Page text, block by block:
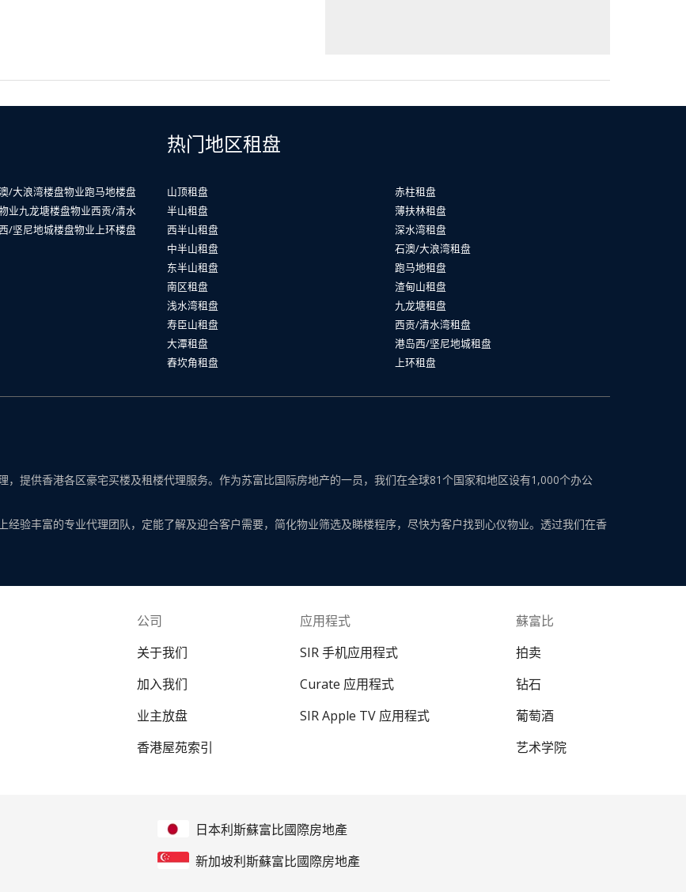
/大浪湾楼盘物业跑马地楼盘
业九龙塘楼盘物业西贡/清水
/坚尼地城楼盘物业 上环楼盘
热门地区租盘
山顶租盘
半山租盘
西半山租盘
中半山租盘
东半山租盘
南区租盘
浅水湾租盘
寿臣山租盘
大潭租盘
舂坎角租盘
赤柱租盘
薄扶林租盘
深水湾租盘
石澳/大浪湾租盘
跑马地租盘
渣甸山租盘
九龙塘租盘
西贡/清水湾租盘
港岛西/坚尼地城租盘
上环租盘
提供香港各区豪宅买楼及租楼代理服务。作为苏富比国际房地产的一员，我们在全球81个国家和地区设有1,000个办公
验丰富的专业代理团队，定能了解及迎合客户需要，简化物业筛选及睇楼程序，尽快为客户找到心仪物业。透过我们在香
公司
关于我们
加入我们
业主放盘
香港屋苑索引
应用程式
SIR 手机应用程式
Curate 应用程式
SIR Apple TV 应用程式
蘇富比
拍卖
钻石
葡萄酒
艺术学院
日本利斯蘇富比國際房地產
新加坡利斯蘇富比國際房地產